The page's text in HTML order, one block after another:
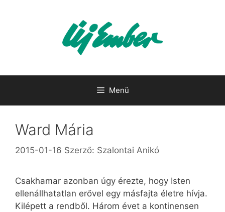
Menü
Ward Mária
2015-01-16 Szerző: Szalontai Anikó
Csakhamar azonban úgy érezte, hogy Isten
ellenállhatatlan erővel egy másfajta életre hívja.
Kilépett a rendből. Három évet a kontinensen